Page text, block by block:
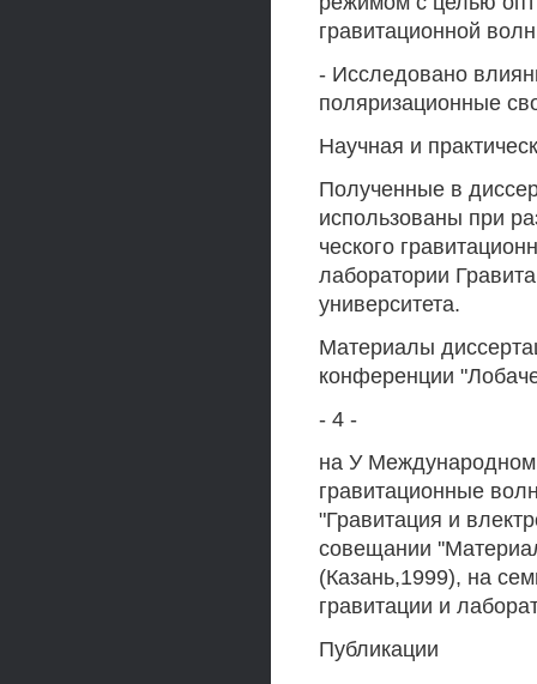
гравитационной
- Исследовано
поляризационные
Научная и
Полученные в
использованы при
ческого
лаборатории
университета.
Материалы
конференции
- 4 -
на У Международном
гравитационные
"Гравитация и
совещании
(Казань,1999), на
гравитации и
Публикации